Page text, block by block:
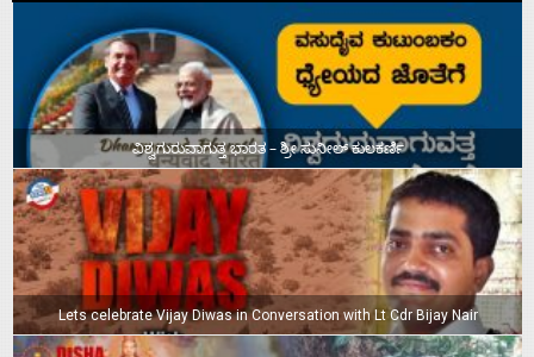
ವಿಶ್ವಗುರುವಾಗುತ್ತ ಭಾರತ – ಶ್ರೀ ಸುನೀಲ್‌ ಕುಲಕರ್ಣಿ
Lets celebrate Vijay Diwas in Conversation with Lt Cdr Bijay Nair